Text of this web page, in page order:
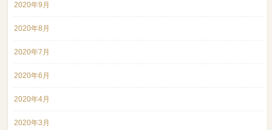
2020年9月
2020年8月
2020年7月
2020年6月
2020年4月
2020年3月